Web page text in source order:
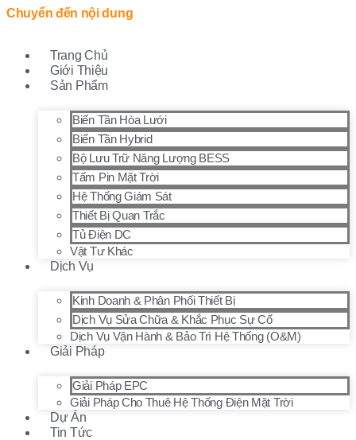
Chuyển đến nội dung
Trang Chủ
Giới Thiệu
Sản Phẩm
Biến Tần Hòa Lưới
Biến Tần Hybrid
Bộ Lưu Trữ Năng Lượng BESS
Tấm Pin Mặt Trời
Hệ Thống Giám Sát
Thiết Bị Quan Trắc
Tủ Điện DC
Vật Tư Khác
Dịch Vụ
Kinh Doanh & Phân Phối Thiết Bị
Dịch Vụ Sửa Chữa & Khắc Phục Sự Cố
Dịch Vụ Vận Hành & Bảo Trì Hệ Thống (O&M)
Giải Pháp
Giải Pháp EPC
Giải Pháp Cho Thuê Hệ Thống Điện Mặt Trời
Dự Án
Tin Tức